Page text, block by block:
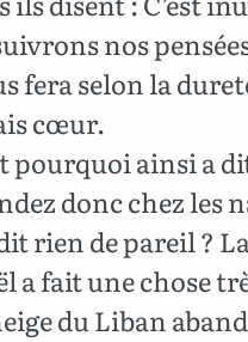
nos
fera selon la
cœur.
pourquoi ainsi a
donc chez les
rien de pareil ?
a fait une chose
du Liban